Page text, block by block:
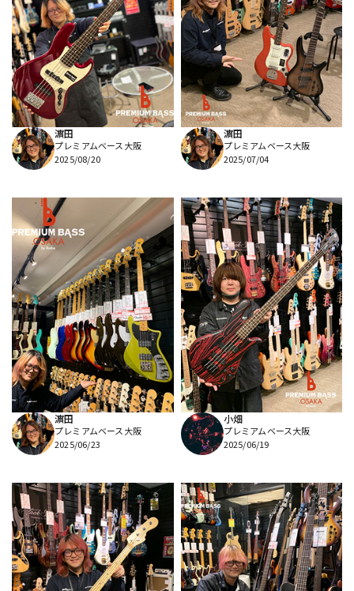
濵田
プレミアムベース大阪
2025/08/20
濵田
プレミアムベース大阪
2025/07/04
濵田
プレミアムベース大阪
2025/06/23
小畑
プレミアムベース大阪
2025/06/19